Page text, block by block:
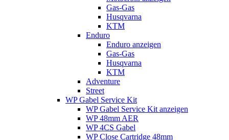
Gas-Gas
Husqvarna
KTM
Enduro
Enduro anzeigen
Gas-Gas
Husqvarna
KTM
Adventure
Street
WP Gabel Service Kit
WP Gabel Service Kit anzeigen
WP 48mm AER
WP 4CS Gabel
WP Close Cartridge 48mm